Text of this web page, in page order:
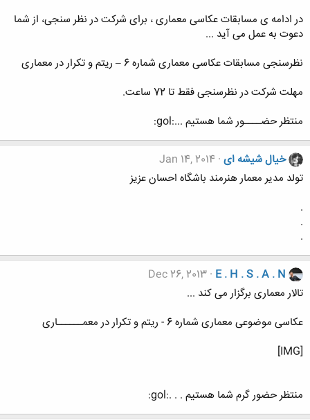
در ادامه ی مسابقات عکاسی معماری ، برای شرکت در نظر سنجی، از شما
دعوت به عمل می آید ...
نظرسنجی مسابقات عکاسی معماری شماره 6 – ریتم و تکرار در معماری
مهلت شرکت در نظرسنجی فقط تا 72 ساعت.
منتظر حضــــور شما هستیم ...:gol:
خیال شیشه ای Jan 14, 2014
تولد مدیر معمار هنرمند باشگاه احسان عزیز
.
.
.
E . H . S . A . N
Dec 26, 2013
تالار معماری برگزار می کند ...
عکاسی موضوعی معماری شماره 6 - ریتم و تکرار در معمــــــاری
[IMG]
منتظر حضور گرم شما هستیم . . .:gol: